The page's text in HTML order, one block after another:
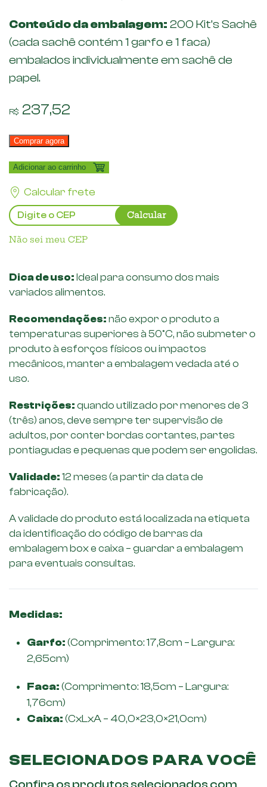
Conteúdo da embalagem: 200 Kit’s Sachê
(cada sachê contém 1 garfo e 1 faca)
embalados individualmente em sachê de
papel.
R$ 237,52
Comprar agora
Adicionar ao carrinho
Calcular frete
Calcular
Não sei meu CEP
Dica de uso: Ideal para consumo dos mais
variados alimentos.
Recomendações: não expor o produto a
temperaturas superiores à 50°C, não submeter o
produto à esforços físicos ou impactos
mecânicos, manter a embalagem vedada até o
uso.
Restrições: quando utilizado por menores de 3
(três) anos, deve sempre ter supervisão de
adultos, por conter bordas cortantes, partes
pontiagudas e pequenas que podem ser engolidas.
Validade: 12 meses (a partir da data de
fabricação).
A validade do produto está localizada na etiqueta
da identificação do código de barras da
embalagem box e caixa – guardar a embalagem
para eventuais consultas.
Medidas:
Garfo:(Comprimento: 17,8cm – Largura:
2,65cm)
Faca:(Comprimento: 18,5cm – Largura:
1,76cm)
Caixa:(CxLxA – 40,0×23,0×21,0cm)
SELECIONADOS PARA VOCÊ